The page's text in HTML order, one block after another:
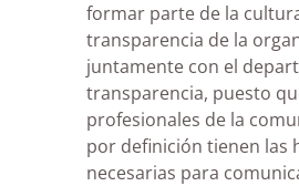
formar parte de la
transparencia de la
juntamente con el
transparencia, puesto
profesionales de la
por definición tienen las
necesarias para